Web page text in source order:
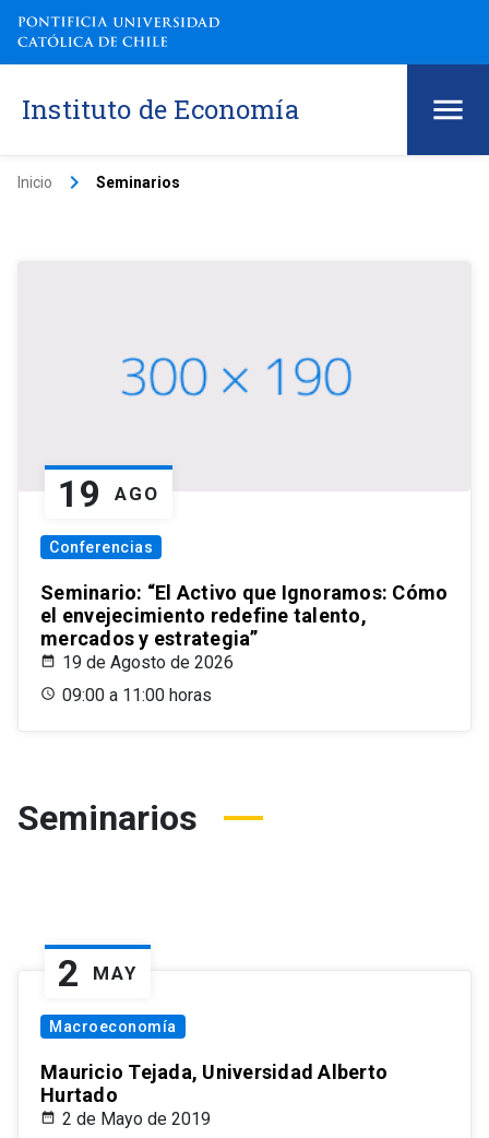
Instituto de Economía
Inicio keyboard_arrow_right Seminarios
19 AGO
Conferencias
Seminario: “El Activo que Ignoramos: Cómo
el envejecimiento redefine talento,
mercados y estrategia”
19 de Agosto de 2026
09:00 a 11:00 horas
Seminarios
2 MAY
Macroeconomía
Mauricio Tejada, Universidad Alberto
Hurtado
2 de Mayo de 2019